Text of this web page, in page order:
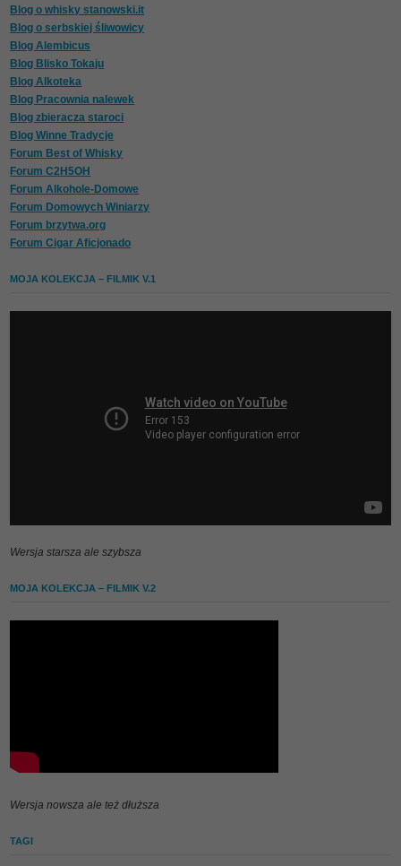
Blog o whisky stanowski.it
Blog o serbskiej śliwowicy
Blog Alembicus
Blog Blisko Tokaju
Blog Alkoteka
Blog Pracownia nalewek
Blog zbieracza staroci
Blog Winne Tradycje
Forum Best of Whisky
Forum C2H5OH
Forum Alkohole-Domowe
Forum Domowych Winiarzy
Forum brzytwa.org
Forum Cigar Aficjonado
MOJA KOLEKCJA – FILMIK V.1
Wersja starsza ale szybsza
MOJA KOLEKCJA – FILMIK V.2
Wersja nowsza ale też dłuższa
TAGI